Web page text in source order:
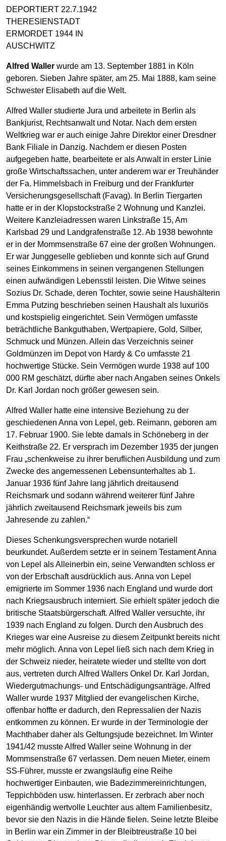
DEPORTIERT 22.7.1942
THERESIENSTADT
ERMORDET 1944 IN
AUSCHWITZ
Alfred Waller wurde am 13. September 1881 in Köln
geboren. Sieben Jahre später, am 25. Mai 1888, kam seine
Schwester Elisabeth auf die Welt.
Alfred Waller studierte Jura und arbeitete in Berlin als
Bankjurist, Rechtsanwalt und Notar. Nach dem ersten
Weltkrieg war er auch einige Jahre Direktor einer Dresdner
Bank Filiale in Danzig. Nachdem er diesen Posten
aufgegeben hatte, bearbeitete er als Anwalt in erster Linie
große Wirtschaftssachen, unter anderem war er Treuhänder
der Fa. Himmelsbach in Freiburg und der Frankfurter
Versicherungsgesellschaft (Favag). In Berlin Tiergarten
hatte er in der Klopstockstraße 2 Wohnung und Kanzlei.
Weitere Kanzleiadressen waren Linkstraße 15, Am
Karlsbad 29 und Landgrafenstraße 12. Ab 1938 bewohnte
er in der Mommsenstraße 67 eine der großen Wohnungen.
Er war Junggeselle geblieben und konnte sich auf Grund
seines Einkommens in seinen vergangenen Stellungen
einen aufwändigen Lebensstil leisten. Die Witwe seines
Sozius Dr. Schade, deren Tochter, sowie seine Haushälterin
Emma Putzing beschrieben seinen Haushalt als luxuriös
und kostspielig eingerichtet. Sein Vermögen umfasste
beträchtliche Bankguthaben, Wertpapiere, Gold, Silber,
Schmuck und Münzen. Allein das Verzeichnis seiner
Goldmünzen im Depot von Hardy & Co umfasste 21
hochwertige Stücke. Sein Vermögen wurde 1938 auf 100
000 RM geschätzt, dürfte aber nach Angaben seines Onkels
Dr. Karl Jordan noch größer gewesen sein.
Alfred Waller hatte eine intensive Beziehung zu der
geschiedenen Anna von Lepel, geb. Reimann, geboren am
17. Februar 1900. Sie lebte damals in Schöneberg in der
Keithstraße 22. Er versprach im Dezember 1935 der jungen
Frau „schenkweise zu ihrer beruflichen Ausbildung und zum
Zwecke des angemessenen Lebensunterhaltes ab 1.
Januar 1936 fünf Jahre lang jährlich dreitausend
Reichsmark und sodann während weiterer fünf Jahre
jährlich zweitausend Reichsmark jeweils bis zum
Jahresende zu zahlen.“
Dieses Schenkungsversprechen wurde notariell
beurkundet. Außerdem setzte er in seinem Testament Anna
von Lepel als Alleinerbin ein, seine Verwandten schloss er
von der Erbschaft ausdrücklich aus. Anna von Lepel
emigrierte im Sommer 1936 nach England und wurde dort
nach Kriegsausbruch interniert. Sie erhielt später jedoch die
britische Staatsbürgerschaft. Alfred Waller versuchte, ihr
1939 nach England zu folgen. Durch den Ausbruch des
Krieges war eine Ausreise zu diesem Zeitpunkt bereits nicht
mehr möglich. Anna von Lepel ließ sich nach dem Krieg in
der Schweiz nieder, heiratete wieder und stellte von dort
aus, vertreten durch Alfred Wallers Onkel Dr. Karl Jordan,
Wiedergutmachungs- und Entschädigungsanträge. Alfred
Waller wurde 1937 Mitglied der evangelischen Kirche,
offenbar hoffte er dadurch, den Repressalien der Nazis
entkommen zu können. Er wurde in der Terminologie der
Machthaber daher als Geltungsjude bezeichnet. Im Winter
1941/42 musste Alfred Waller seine Wohnung in der
Mommsenstraße 67 verlassen. Dem neuen Mieter, einem
SS-Führer, musste er zwangsläufig eine Reihe
hochwertiger Einbauten, wie Badezimmereinrichtungen,
Teppichböden usw. hinterlassen. Er zerbrach aber noch
eigenhändig wertvolle Leuchter aus altem Familienbesitz,
bevor sie den Nazis in die Hände fielen. Seine letzte Bleibe
in Berlin war ein Zimmer in der Bleibtreustraße 10 bei